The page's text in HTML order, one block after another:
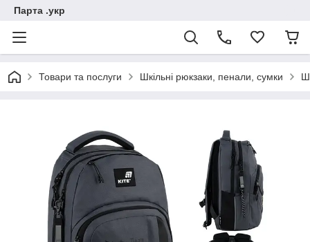
Парта .укр
Товари та послуги Шкільні рюкзаки, пенали, сумки